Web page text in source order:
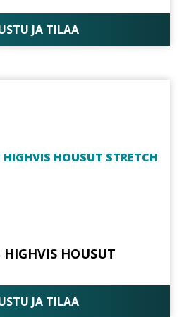
JA TILAA
HOUSUT
JA TILAA